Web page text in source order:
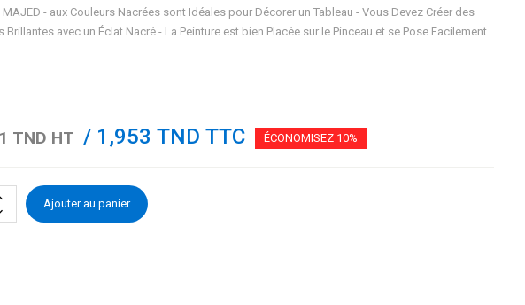
MAJED - aux Couleurs Nacrées sont Idéales pour Décorer un Tableau - Vous Devez Créer des
avec un Éclat Nacré - La Peinture est bien Placée sur le Pinceau et se Pose Facilement
TND HT / 1,953 TND TTC ÉCONOMISEZ 10%
Ajouter au panier